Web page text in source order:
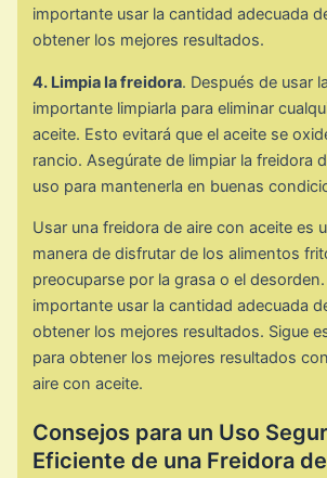
importante usar la cantidad adecuada
obtener los mejores resultados.
4. Limpia la freidora. Después de usar
importante limpiarla para eliminar
aceite. Esto evitará que el aceite se
rancio. Asegúrate de limpiar la freidora
uso para mantenerla en buenas
Usar una freidora de aire con aceite es
manera de disfrutar de los alimentos
preocuparse por la grasa o el
importante usar la cantidad adecuada
obtener los mejores resultados. Sigue
para obtener los mejores resultados
aire con aceite.
Consejos para un Uso
Eficiente de una Freidora